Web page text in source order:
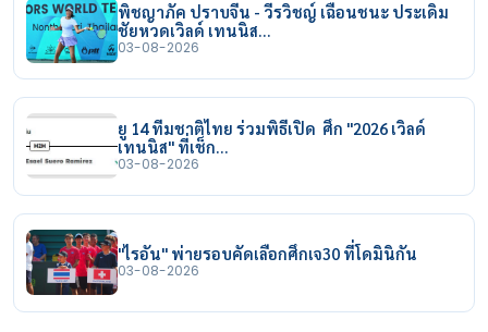
พิชญาภัค ปราบจีน - วีรวิชญ์ เฉือนชนะ ประเดิม
ชัยหวดเวิลด์ เทนนิส…
03-08-2026
ยู 14 ทีมชาติไทย ร่วมพิธีเปิด ศึก "2026 เวิลด์
เทนนิส" ที่เช็ก…
03-08-2026
"ไรอัน" พ่ายรอบคัดเลือกศึกเจ30 ที่โดมินิกัน
03-08-2026